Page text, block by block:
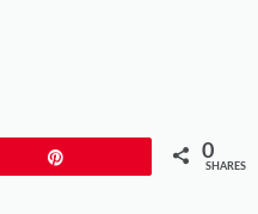
0
SHARES